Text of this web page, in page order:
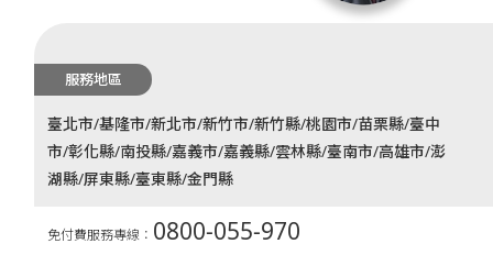
服務地區
臺北市/基隆市/新北市/新竹市/新竹縣/桃園市/苗栗縣/臺中
市/彰化縣/南投縣/嘉義市/嘉義縣/雲林縣/臺南市/高雄市/澎
湖縣/屏東縣/臺東縣/金門縣
免付費服務專線： 0800-055-970